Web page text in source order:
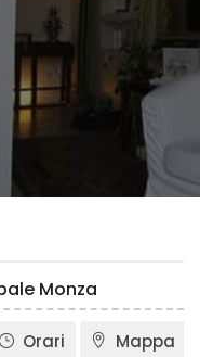
Monza
Orari Mappa